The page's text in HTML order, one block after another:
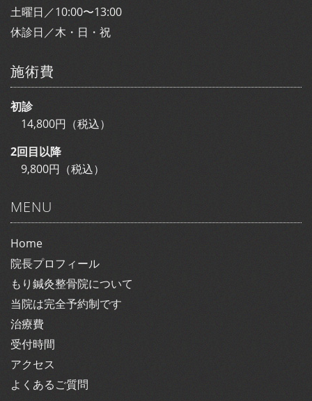
土曜日／10:00〜13:00
休診日／木・日・祝
施術費
初診
14,800円（税込）
2回目以降
9,800円（税込）
MENU
Home
院長プロフィール
もり鍼灸整骨院について
当院は完全予約制です
治療費
受付時間
アクセス
よくあるご質問